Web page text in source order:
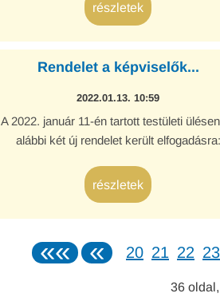
részletek
Rendelet a képviselők...
2022.01.13. 10:59
A 2022. január 11-én tartott testületi
alábbi két új rendelet került elfogadásra:
részletek
«« « 20 21 22 23
36 oldal,